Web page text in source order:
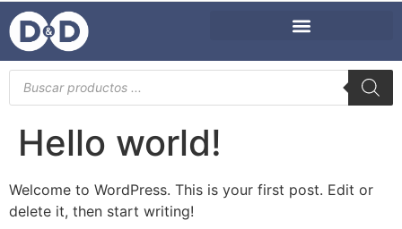
Hello world!
Welcome to WordPress. This is your first post. Edit or
delete it, then start writing!